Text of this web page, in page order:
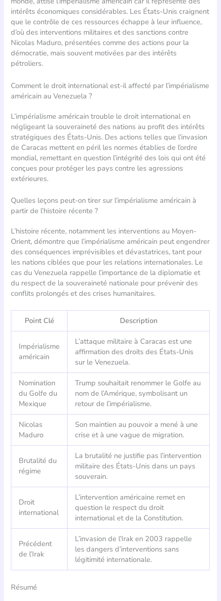
intérêts économiques considérables. Les États-Unis craignent
que le contrôle de ces ressources échappe à leur influence,
d’où des interventions militaires et des sanctions contre
Nicolas Maduro, présentées comme des actions pour la
démocratie, mais souvent motivées par des intérêts
pétroliers.
Comment le droit international est-il affecté par l’impérialisme
américain au Venezuela ?
L’impérialisme américain trouble le droit international en
négligeant la souveraineté des nations au profit des intérêts
stratégiques des États-Unis. Des actions telles que l’invasion
de Caracas mettent en péril les normes établies de l’ordre
mondial, remettant en question l’intégrité des lois qui ont été
conçues pour protéger les pays contre les agressions
extérieures.
Quelles leçons peut-on tirer sur l’impérialisme américain à
partir de l’histoire récente ?
L’histoire récente, notamment les interventions au Moyen-
Orient, démontre que l’impérialisme américain peut engendrer
des conséquences imprévisibles et dévastatrices, tant pour
les nations ciblées que pour les relations internationales. Le
cas du Venezuela rappelle l’importance de la diplomatie et
du respect de la souveraineté nationale pour prévenir des
conflits prolongés et des crises humanitaires.
Point Clé Description
Impérialisme
américain
L’attaque militaire à Caracas est une
affirmation des droits des États-Unis
sur le Venezuela.
Nomination
du Golfe du
Mexique
Trump souhaitait renommer le Golfe au
nom de l’Amérique, symbolisant un
retour de l’impérialisme.
Nicolas
Maduro
Son maintien au pouvoir a mené à une
crise et à une vague de migration.
Brutalité du
régime
La brutalité ne justifie pas l’intervention
militaire des États-Unis dans un pays
souverain.
Droit
international
L’intervention américaine remet en
question le respect du droit
international et de la Constitution.
Précédent
de l’Irak
L’invasion de l’Irak en 2003 rappelle
les dangers d’interventions sans
légitimité internationale.
Résumé